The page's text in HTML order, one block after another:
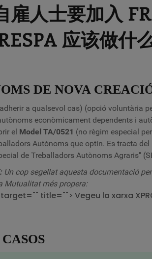
雇人士要加入
应该做什
DE NOVA
a qualsevol cas) (opció voluntària
econòmicament dependents i
el Model TA/0521 (no règim especial
Autònoms que optin. Es tracta
de Treballadors Autònoms Agraris"
Un cop segellat aquesta documentació
Mutualitat més propera:
title=""> Vegeu la xarxa